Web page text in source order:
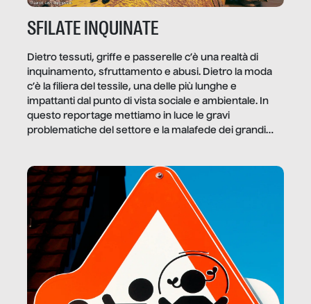
SFILATE INQUINATE
Dietro tessuti, griffe e passerelle c’è una realtà di
inquinamento, sfruttamento e abusi. Dietro la moda
c’è la filiera del tessile, una delle più lunghe e
impattanti dal punto di vista sociale e ambientale. In
questo reportage mettiamo in luce le gravi
problematiche del settore e la malafede dei grandi